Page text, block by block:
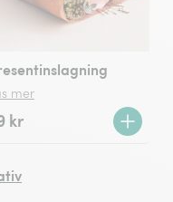
mer
kr